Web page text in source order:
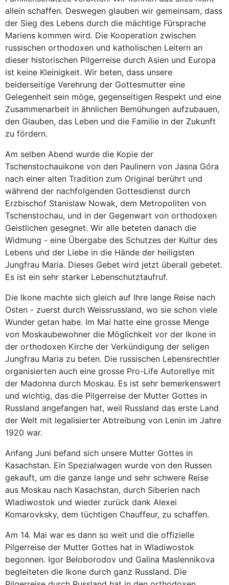
allein schaffen. Deswegen glauben wir gemeinsam, dass
der Sieg des Lebens durch die mächtige Fürsprache
Mariens kommen wird. Die Kooperation zwischen
russischen orthodoxen und katholischen Leitern an
dieser historischen Pilgerreise durch Asien und Europa
ist keine Kleinigkeit. Wir beten, dass unsere
beiderseitige Verehrung der Gottesmutter eine
Gelegenheit sein möge, gegenseitigen Respekt und eine
Zusammenarbeit in ähnlichen Bemühungen aufzubauen,
den Glauben, das Leben und die Familie in der Zukunft
zu fördern.
Am selben Abend wurde die Kopie der
Tschenstochauikone von den Paulinern von Jasna Góra
nach einer alten Tradition zum Original berührt und
während der nachfolgenden Gottesdienst durch
Erzbischof Stanislaw Nowak, dem Metropoliten von
Tschenstochau, und in der Gegenwart von orthodoxen
Geistlichen gesegnet. Wir alle beteten danach die
Widmung - eine Übergabe des Schutzes der Kultur des
Lebens und der Liebe in die Hände der heiligsten
Jungfrau Maria. Dieses Gebet wird jetzt überall gebetet.
Es ist ein sehr starker Lebenschutztaufruf.
Die Ikone machte sich gleich auf Ihre lange Reise nach
Osten - zuerst durch Weissrussland, wo sie schon viele
Wunder getan habe. Im Mai hatte eine grosse Menge
von Moskaubewohner die Möglichkeit vor der Ikone in
der orthodoxen Kirche der Verkündigung der seligen
Jungfrau Maria zu beten. Die russischen Lebensrechtler
organisierten auch eine grosse Pro-Life Autorellye mit
der Madonna durch Moskau. Es ist sehr bemerkenswert
und wichtig, das die Pilgerreise der Mutter Gottes in
Russland angefangen hat, weil Russland das erste Land
der Welt mit legalisierter Abtreibung von Lenin im Jahre
1920 war.
Anfang Juni befand sich unsere Mutter Gottes in
Kasachstan. Ein Spezialwagen wurde von den Russen
gekauft, um die ganze lange und sehr schwere Reise
aus Moskau nach Kasachstan, durch Siberien nach
Wladiwostok und wieder zurück dank Alexei
Komarovksky, dem tüchtigen Chauffeur, zu schaffen.
Am 14. Mai war es dann so weit und die offizielle
Pilgerreise der Mutter Gottes hat in Wladiwostok
begonnen. Igor Beloborodov und Galina Maslennikova
begleiteten die Ikone durch ganz Russland. Die